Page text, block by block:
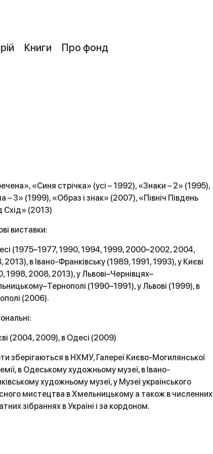
Книги Про фонд
«Синя стрічка» (усі – 1992), «Знаки – 2» (1995),
– 3» (1999), «Образ і знак» (2007), «Північ Південь
Схід» (2013)
виставки:
(1975–1977, 1990, 1994, 1999, 2000–2002, 2004,
2013), в Івано-Франківську (1989, 1991, 1993), у Києві
1998, 2008, 2013), у Львові–Чернівцях–
(1990–1991), у Львові (1999), в
(2006).
(2004, 2009), в Одесі (2009)
зберігаються в НХМУ, Галереї Києво-Могилянської
в Одеському художньому музеї, в Івано-
художньому музеї, у Музеї українського
мистецтва в Хмельницькому а також в численних
зібраннях в Україні і за кордоном.